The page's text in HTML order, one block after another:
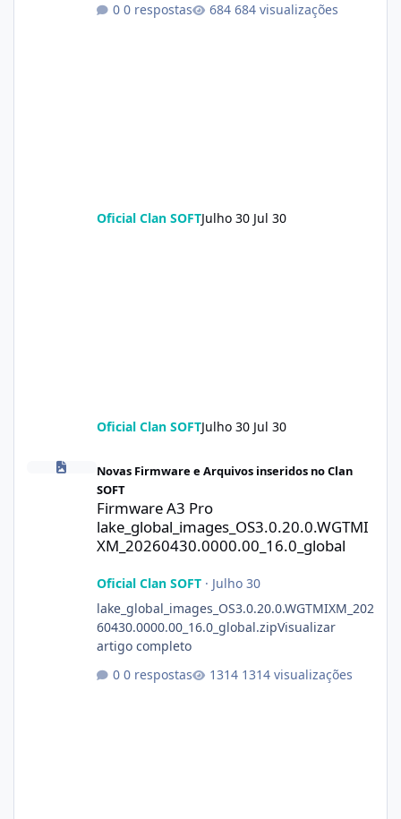
0 respostas
684 visualizações
Oficial Clan SOFTJulho 30 Jul 30
Oficial Clan SOFTJulho 30 Jul 30
Firmware A3 Pro
Novas Firmware e Arquivos inseridos no Clan
SOFT
Firmware A3 Pro
lake_global_images_OS3.0.20.0.WGTMI
XM_20260430.0000.00_16.0_global
Oficial Clan SOFT· Julho 30
lake_global_images_OS3.0.20.0.WGTMIXM_202
60430.0000.00_16.0_global.zipVisualizar
artigo completo
0 respostas
1314 visualizações